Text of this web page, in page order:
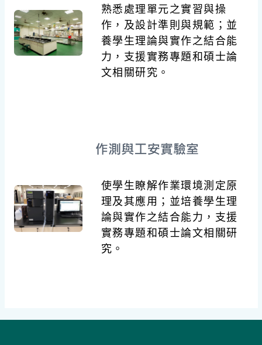
熟悉處理單元之實習與操
作，及設計準則與規範；並
養學生理論與實作之結合能
力，支援實務專題和碩士論
文相關研究。
使學生瞭解作業環境測定原
理及其應用；並培養學生理
論與實作之結合能力，支援
實務專題和碩士論文相關研
究。